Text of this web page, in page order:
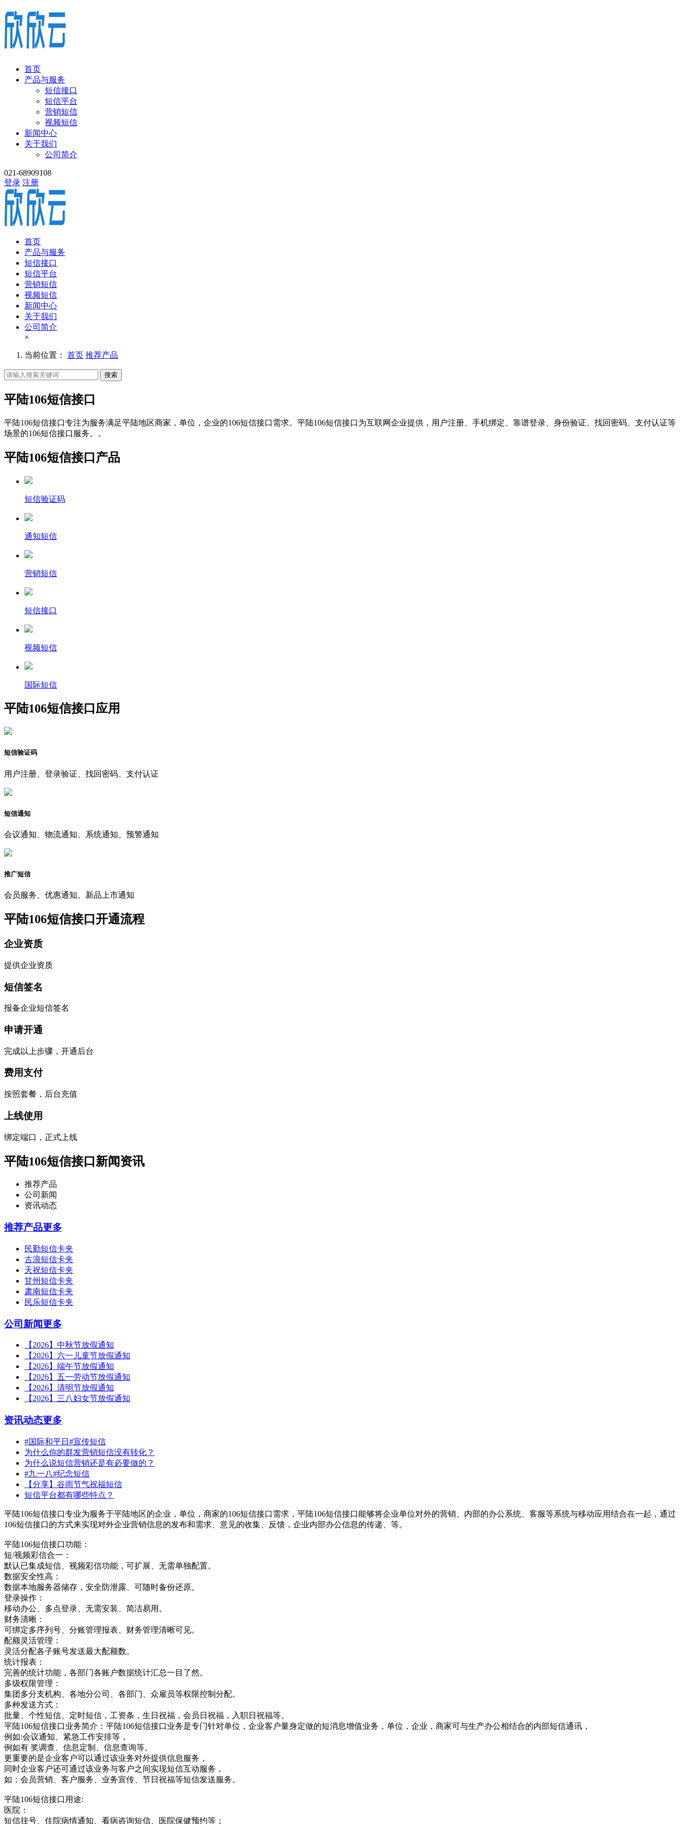
首页
产品与服务
短信接口
短信平台
营销短信
视频短信
新闻中心
关于我们
公司简介
021-68909108
登录 注册
首页
产品与服务
短信接口
短信平台
营销短信
视频短信
新闻中心
关于我们
公司简介
×
当前位置： 首页 推荐产品
搜索
平陆106短信接口
平陆106短信接口专注为服务满足平陆地区商家，单位，企业的106短信接口需求。平陆106短信接口为互联网企业提供，用户注册、手机绑定、靠谱登录、身份验证、找回密码、支付认证等
场景的106短信接口服务。。
平陆106短信接口产品
短信验证码
通知短信
营销短信
短信接口
视频短信
国际短信
平陆106短信接口应用
短信验证码
用户注册、登录验证、找回密码、支付认证
短信通知
会议通知、物流通知、系统通知、预警通知
推广短信
会员服务、优惠通知、新品上市通知
平陆106短信接口开通流程
企业资质
提供企业资质
短信签名
报备企业短信签名
申请开通
完成以上步骤，开通后台
费用支付
按照套餐，后台充值
上线使用
绑定端口，正式上线
平陆106短信接口新闻资讯
推荐产品
公司新闻
资讯动态
推荐产品更多
民勤短信卡夹
古浪短信卡夹
天祝短信卡夹
甘州短信卡夹
肃南短信卡夹
民乐短信卡夹
公司新闻更多
【2026】中秋节放假通知
【2026】六一儿童节放假通知
【2026】端午节放假通知
【2026】五一劳动节放假通知
【2026】清明节放假通知
【2026】三八妇女节放假通知
资讯动态更多
#国际和平日#宣传短信
为什么你的群发营销短信没有转化？
为什么说短信营销还是有必要做的？
#九一八#纪念短信
【分享】谷雨节气祝福短信
短信平台都有哪些特点？
平陆106短信接口专业为服务于平陆地区的企业，单位，商家的106短信接口需求，平陆106短信接口能够将企业单位对外的营销、内部的办公系统、客服等系统与移动应用结合在一起，通过
106短信接口的方式来实现对外企业营销信息的发布和需求、意见的收集、反馈，企业内部办公信息的传递、等。
平陆106短信接口功能：
短/视频彩信合一：
默认已集成短信、视频彩信功能，可扩展、无需单独配置。
数据安全性高：
数据本地服务器储存，安全防泄露、可随时备份还原。
登录操作：
移动办公、多点登录、无需安装、简洁易用。
财务清晰：
可绑定多序列号、分账管理报表、财务管理清晰可见。
配额灵活管理：
灵活分配各子账号发送最大配额数。
统计报表：
完善的统计功能，各部门各账户数据统计汇总一目了然。
多级权限管理：
集团多分支机构、各地分公司、各部门、众雇员等权限控制分配。
多种发送方式：
批量、个性短信、定时短信，工资条，生日祝福，会员日祝福，入职日祝福等。
平陆106短信接口业务简介：平陆106短信接口业务是专门针对单位，企业客户量身定做的短消息增值业务，单位，企业，商家可与生产办公相结合的内部短信通讯，
例如:会议通知、紧急工作安排等，
例如有 奖调查、信息定制、信息查询等。
更重要的是企业客户可以通过该业务对外提供信息服务，
同时企业客户还可通过该业务与客户之间实现短信互动服务，
如：会员营销、客户服务、业务宣传、节日祝福等短信发送服务。
平陆106短信接口用途:
医院：
短信挂号、住院病情通知、看病咨询短信、医院保健预约等；